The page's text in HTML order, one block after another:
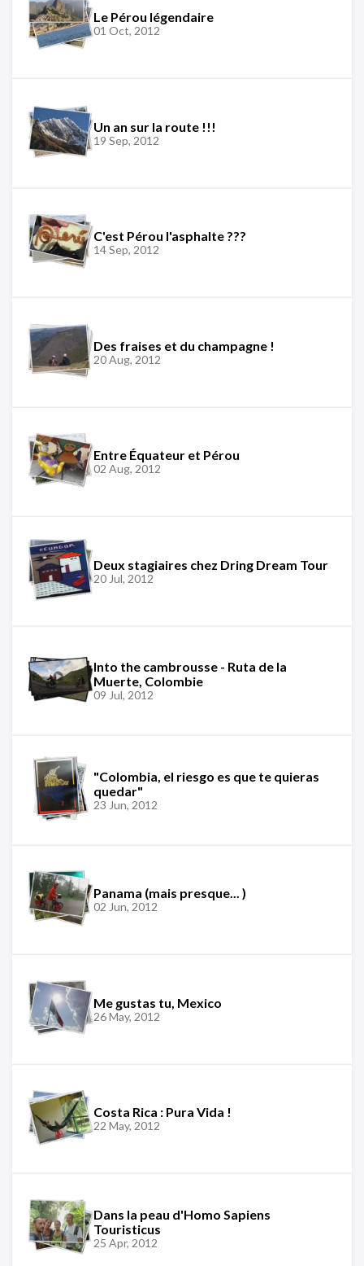
Le Pérou légendaire
01 Oct, 2012
Un an sur la route !!!
19 Sep, 2012
C'est Pérou l'asphalte ???
14 Sep, 2012
Des fraises et du champagne !
20 Aug, 2012
Entre Équateur et Pérou
02 Aug, 2012
Deux stagiaires chez Dring Dream Tour
20 Jul, 2012
Into the cambrousse - Ruta de la
Muerte, Colombie
09 Jul, 2012
"Colombia, el riesgo es que te quieras
quedar"
23 Jun, 2012
Panama (mais presque... )
02 Jun, 2012
Me gustas tu, Mexico
26 May, 2012
Costa Rica : Pura Vida !
22 May, 2012
Dans la peau d'Homo Sapiens
Touristicus
25 Apr, 2012